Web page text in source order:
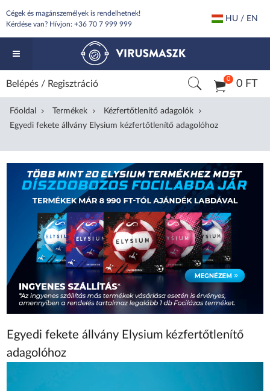
Cégek és magánszemélyek is rendelhetnek!
Kérdése van? Hívjon: +36 70 7 999 999
HU / EN
0 0 FT
Belépés / Regisztráció
Főoldal Termékek
Kézfertőtlenítő adagolók
Egyedi fekete állvány Elysium kézfertőtlenítő adagolóhoz
Egyedi fekete állvány Elysium kézfertőtlenítő
adagolóhoz